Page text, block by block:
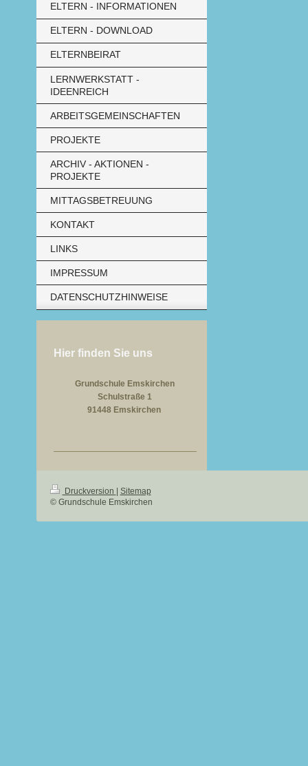
ELTERN - INFORMATIONEN
ELTERN - DOWNLOAD
ELTERNBEIRAT
LERNWERKSTATT -
IDEENREICH
ARBEITSGEMEINSCHAFTEN
PROJEKTE
ARCHIV - AKTIONEN -
PROJEKTE
MITTAGSBETREUUNG
KONTAKT
LINKS
IMPRESSUM
DATENSCHUTZHINWEISE
Hier finden Sie uns
Grundschule Emskirchen
Schulstraße 1
91448 Emskirchen
Druckversion | Sitemap
© Grundschule Emskirchen